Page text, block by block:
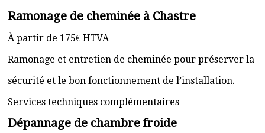
Ramonage de cheminée à Chastre
À partir de 175€ HTVA
Ramonage et entretien de cheminée pour préserver la
sécurité et le bon fonctionnement de l’installation.
Services techniques complémentaires
Dépannage de chambre froide